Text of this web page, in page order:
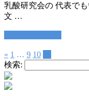
乳酸研究会の 代表で
文 …
« 1 … 9 10
検索: